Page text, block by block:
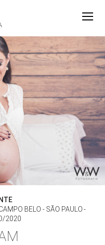
BELO - SÃO PAULO
2020